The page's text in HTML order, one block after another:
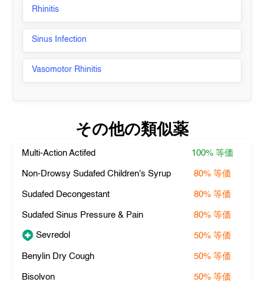
Rhinitis
Sinus Infection
Vasomotor Rhinitis
その他の類似薬
Multi-Action Actifed 100% 等価
Non-Drowsy Sudafed Children's Syrup 80% 等価
Sudafed Decongestant 80% 等価
Sudafed Sinus Pressure & Pain 80% 等価
Sevredol 50% 等価
Benylin Dry Cough 50% 等価
Bisolvon 50% 等価